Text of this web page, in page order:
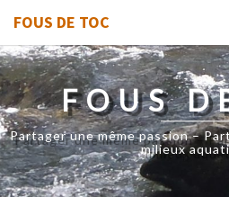
FOUS DE TOC
FOUS
Partager une même passion –
milieux